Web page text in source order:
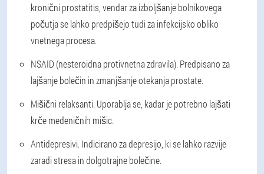
kronični prostatitis, vendar za izboljšanje bolnikovega
počutja se lahko predpišejo tudi za infekcijsko obliko
vnetnega procesa.
NSAID (nesteroidna protivnetna zdravila). Predpisano za
lajšanje bolečin in zmanjšanje otekanja prostate.
Mišični relaksanti. Uporablja se, kadar je potrebno lajšati
krče medeničnih mišic.
Antidepresivi. Indicirano za depresijo, ki se lahko razvije
zaradi stresa in dolgotrajne bolečine.